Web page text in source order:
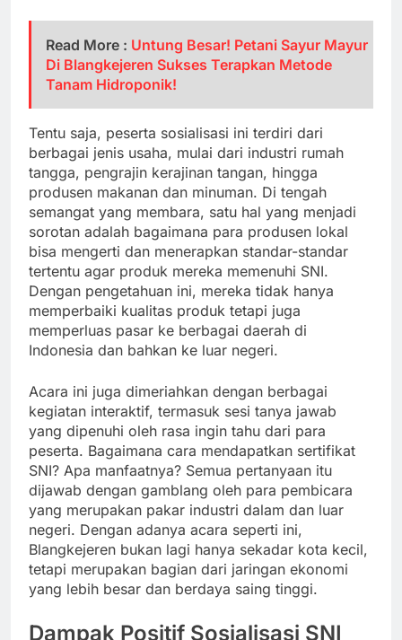
Read More : Untung Besar! Petani Sayur Mayur
Di Blangkejeren Sukses Terapkan Metode
Tanam Hidroponik!
Tentu saja, peserta sosialisasi ini terdiri dari
berbagai jenis usaha, mulai dari industri rumah
tangga, pengrajin kerajinan tangan, hingga
produsen makanan dan minuman. Di tengah
semangat yang membara, satu hal yang menjadi
sorotan adalah bagaimana para produsen lokal
bisa mengerti dan menerapkan standar-standar
tertentu agar produk mereka memenuhi SNI.
Dengan pengetahuan ini, mereka tidak hanya
memperbaiki kualitas produk tetapi juga
memperluas pasar ke berbagai daerah di
Indonesia dan bahkan ke luar negeri.
Acara ini juga dimeriahkan dengan berbagai
kegiatan interaktif, termasuk sesi tanya jawab
yang dipenuhi oleh rasa ingin tahu dari para
peserta. Bagaimana cara mendapatkan sertifikat
SNI? Apa manfaatnya? Semua pertanyaan itu
dijawab dengan gamblang oleh para pembicara
yang merupakan pakar industri dalam dan luar
negeri. Dengan adanya acara seperti ini,
Blangkejeren bukan lagi hanya sekadar kota kecil,
tetapi merupakan bagian dari jaringan ekonomi
yang lebih besar dan berdaya saing tinggi.
Dampak Positif Sosialisasi SNI